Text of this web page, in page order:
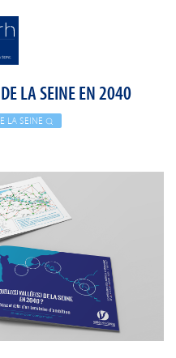
LA SEINE EN 2040
LA SEINE